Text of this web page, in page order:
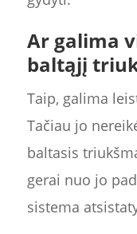
Ar galima
baltąjį
Taip, galima
Tačiau jo
baltasis
gerai nuo jo
sistema